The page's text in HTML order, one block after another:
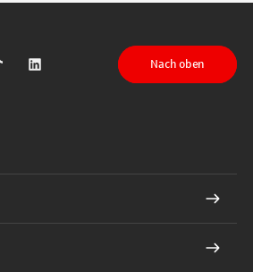
auf Instagram
auf TikTok
Sparkasse auf LinkedIn
Nach oben